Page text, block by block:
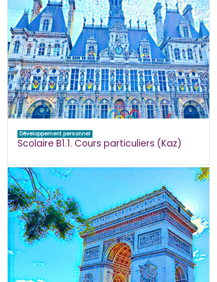
Développement personnel
Scolaire B1.1. Cours particuliers (Kaz)